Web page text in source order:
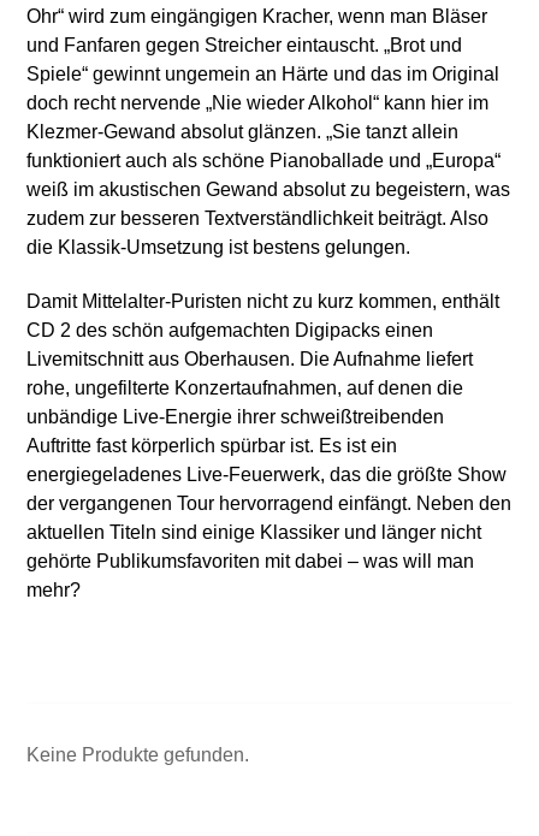
Ohr“ wird zum eingängigen Kracher, wenn man Bläser
und Fanfaren gegen Streicher eintauscht. „Brot und
Spiele“ gewinnt ungemein an Härte und das im Original
doch recht nervende „Nie wieder Alkohol“ kann hier im
Klezmer-Gewand absolut glänzen. „Sie tanzt allein
funktioniert auch als schöne Pianoballade und „Europa“
weiß im akustischen Gewand absolut zu begeistern, was
zudem zur besseren Textverständlichkeit beiträgt. Also
die Klassik-Umsetzung ist bestens gelungen.
Damit Mittelalter-Puristen nicht zu kurz kommen, enthält
CD 2 des schön aufgemachten Digipacks einen
Livemitschnitt aus Oberhausen. Die Aufnahme liefert
rohe, ungefilterte Konzertaufnahmen, auf denen die
unbändige Live-Energie ihrer schweißtreibenden
Auftritte fast körperlich spürbar ist. Es ist ein
energiegeladenes Live-Feuerwerk, das die größte Show
der vergangenen Tour hervorragend einfängt. Neben den
aktuellen Titeln sind einige Klassiker und länger nicht
gehörte Publikumsfavoriten mit dabei – was will man
mehr?
Keine Produkte gefunden.